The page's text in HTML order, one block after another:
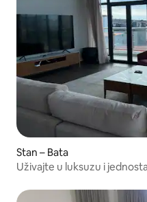
Stan – Bata
Uživajte u luksuzu i